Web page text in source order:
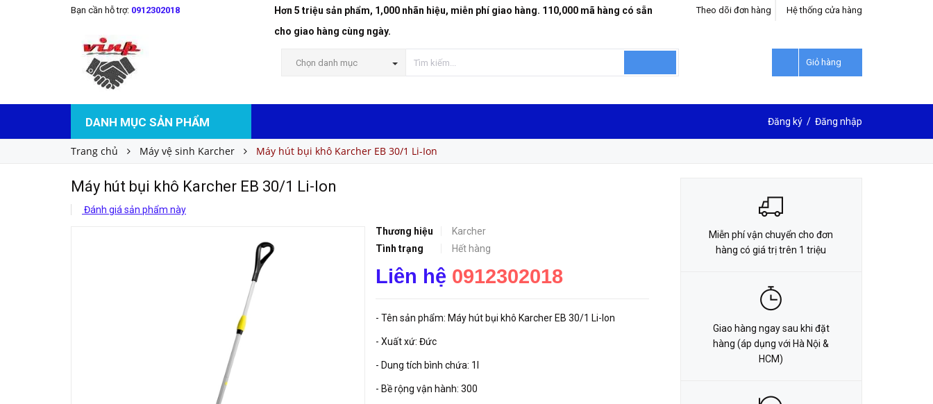
Bạn cần hỗ trợ: 0912302018
Hơn 5 triệu sản phẩm, 1,000 nhãn hiệu, miễn phí giao hàng. 110,000 mã hàng có sẵn
cho giao hàng cùng ngày.
Hệ thống cửa hàng
Theo dõi đơn hàng
Chọn danh mục Giỏ hàng
DANH MỤC SẢN PHẨM Đăng ký / Đăng nhập
Trang chủ Máy vệ sinh Karcher Máy hút bụi khô Karcher EB 30/1 Li-Ion
Máy hút bụi khô Karcher EB 30/1 Li-Ion
Đánh giá sản phẩm này
Thương hiệu
Karcher
Tình trạng
Hết hàng
Liên hệ 0912302018
- Tên sản phẩm: Máy hút bụi khô Karcher EB 30/1 Li-Ion
- Xuất xứ: Đức
- Dung tích bình chứa: 1l
- Bề rộng vận hành: 300
Máy hút bụi khô Karcher EB 30/1 Li-Ion LIÊN HỆ ĐẶT HÀNG
Miễn phí vận chuyển cho đơn
hàng có giá trị trên 1 triệu
Giao hàng ngay sau khi đặt
hàng (áp dụng với Hà Nội &
HCM)